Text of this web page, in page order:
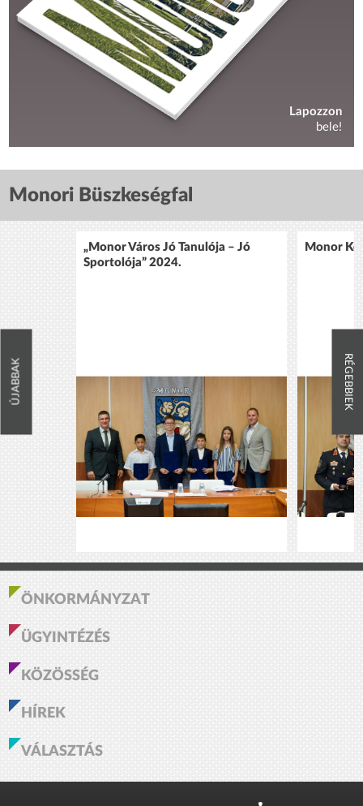
Lapozzon
bele!
Monori Büszkeségfal
ÚJABBAK
„Monor Város Jó Tanulója – Jó
Sportolója” 2024.
Monor
RÉGEBBIEK
ÖNKORMÁNYZAT
ÜGYINTÉZÉS
KÖZÖSSÉG
HÍREK
VÁLASZTÁS